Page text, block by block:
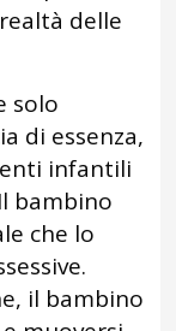
delle
solo
di essenza,
infantili
bambino
che lo
il bambino